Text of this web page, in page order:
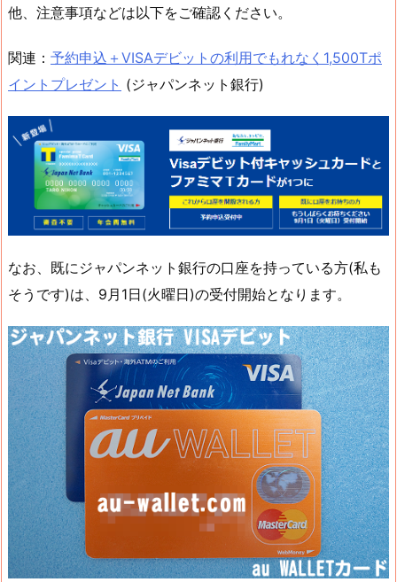
他、注意事項などは以下をご確認ください。
関連： 予約申込＋VISAデビットの利用でもれなく1,500Tポ
イントプレゼント (ジャパンネット銀行)
なお、既にジャパンネット銀行の口座を持っている方(私も
そうです)は、9月1日(火曜日)の受付開始となります。